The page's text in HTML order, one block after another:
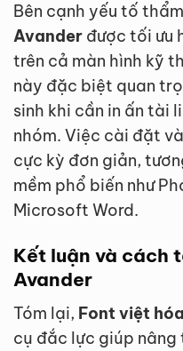
Bên cạnh yếu tố
Avander được tối ưu
trên cả màn hình kỹ
này đặc biệt quan
sinh khi cần in ấn tài
nhóm. Việc cài đặt
cực kỳ đơn giản,
mềm phổ biến như
Microsoft Word.
Kết luận và cách
Avander
Tóm lại, Font việt
cụ đắc lực giúp nâng